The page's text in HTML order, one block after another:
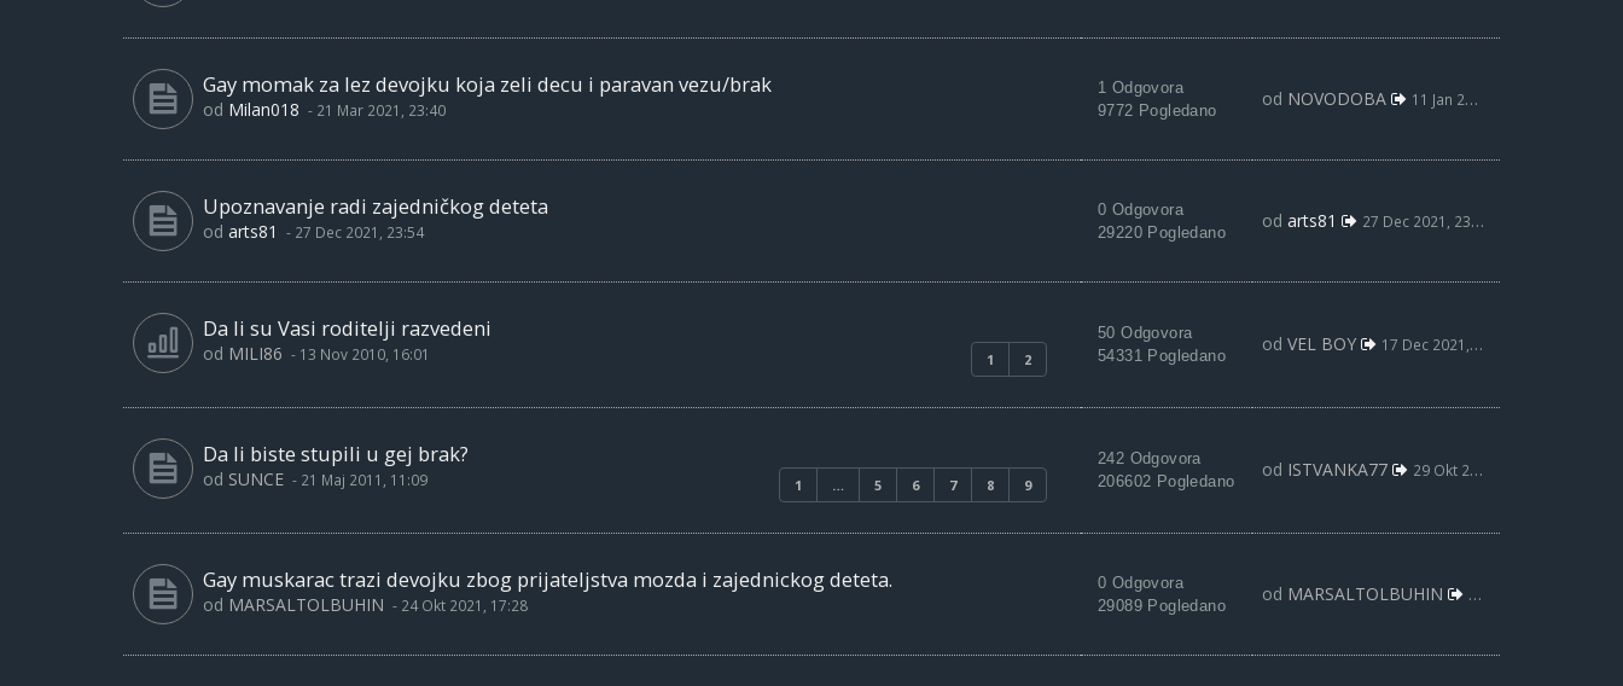
Gay momak za lez devojku koja zeli decu i paravan vezu/brak
od Milan018 - 21 Mar 2021, 23:40
1 Odgovora
9772 Pogledano
od NOVODOBA 11 Jan 2022, 21:19
Upoznavanje radi zajedničkog deteta
od arts81 - 27 Dec 2021, 23:54
0 Odgovora
29220 Pogledano
od arts81 27 Dec 2021, 23:54
Da li su Vasi roditelji razvedeni
1 2
od MILI86 - 13 Nov 2010, 16:01
50 Odgovora
54331 Pogledano
od VEL BOY 17 Dec 2021, 15:38
Da li biste stupili u gej brak?
1 … 5 6 7 8 9
od SUNCE - 21 Maj 2011, 11:09
242 Odgovora
206602 Pogledano
od ISTVANKA77 29 Okt 2021, 03:27
Gay muskarac trazi devojku zbog prijateljstva mozda i zajednickog deteta.
od MARSALTOLBUHIN - 24 Okt 2021, 17:28
0 Odgovora
29089 Pogledano
od MARSALTOLBUHIN 24 Okt 2021, 17:28